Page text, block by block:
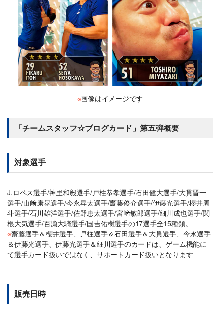
※画像はイメージです
「チームスタッフ☆ブログカード」第五弾概要
対象選手
J.ロペス選手/神里和毅選手/戸柱恭孝選手/石田健大選手/大貫晋一
選手/山﨑康晃選手/今永昇太選手/齋藤俊介選手/伊藤光選手/櫻井周
斗選手/石川雄洋選手/佐野恵太選手/宮﨑敏郎選手/細川成也選手/関
根大気選手/百瀬大騎選手/国吉佑樹選手の17選手全15種類。
※齋藤選手＆櫻井選手、戸柱選手＆石田選手＆大貫選手、今永選手
＆伊藤光選手、伊藤光選手＆細川選手のカードは、ゲーム機能に
て選手カード扱いではなく、サポートカード扱いとなります
販売日時